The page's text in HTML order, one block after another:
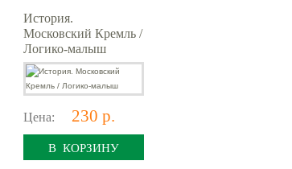
История.
Московский Кремль /
Логико-малыш
Цена: 230 р.
В КОРЗИНУ